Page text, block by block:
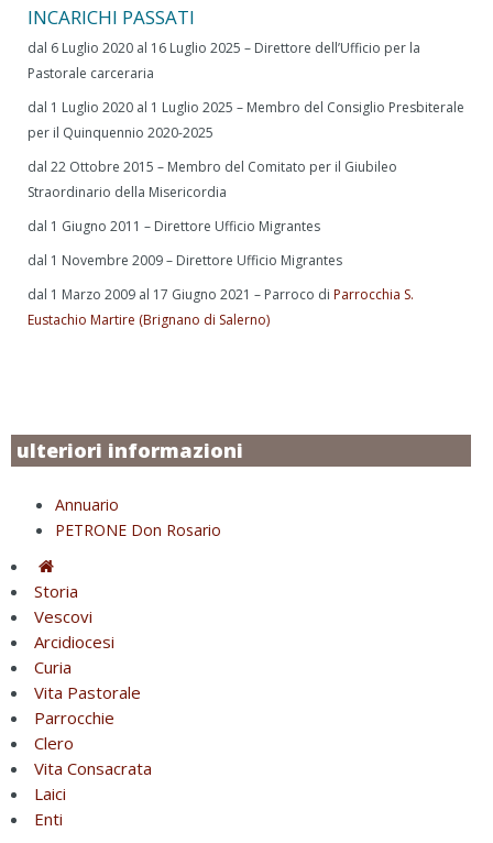
INCARICHI PASSATI
dal 6 Luglio 2020 al 16 Luglio 2025 – Direttore dell’Ufficio per la
Pastorale carceraria
dal 1 Luglio 2020 al 1 Luglio 2025 – Membro del Consiglio Presbiterale
per il Quinquennio 2020-2025
dal 22 Ottobre 2015 – Membro del Comitato per il Giubileo
Straordinario della Misericordia
dal 1 Giugno 2011 – Direttore Ufficio Migrantes
dal 1 Novembre 2009 – Direttore Ufficio Migrantes
dal 1 Marzo 2009 al 17 Giugno 2021 – Parroco di Parrocchia S.
Eustachio Martire (Brignano di Salerno)
ulteriori informazioni
Annuario
PETRONE Don Rosario
Storia
Vescovi
Arcidiocesi
Curia
Vita Pastorale
Parrocchie
Clero
Vita Consacrata
Laici
Enti